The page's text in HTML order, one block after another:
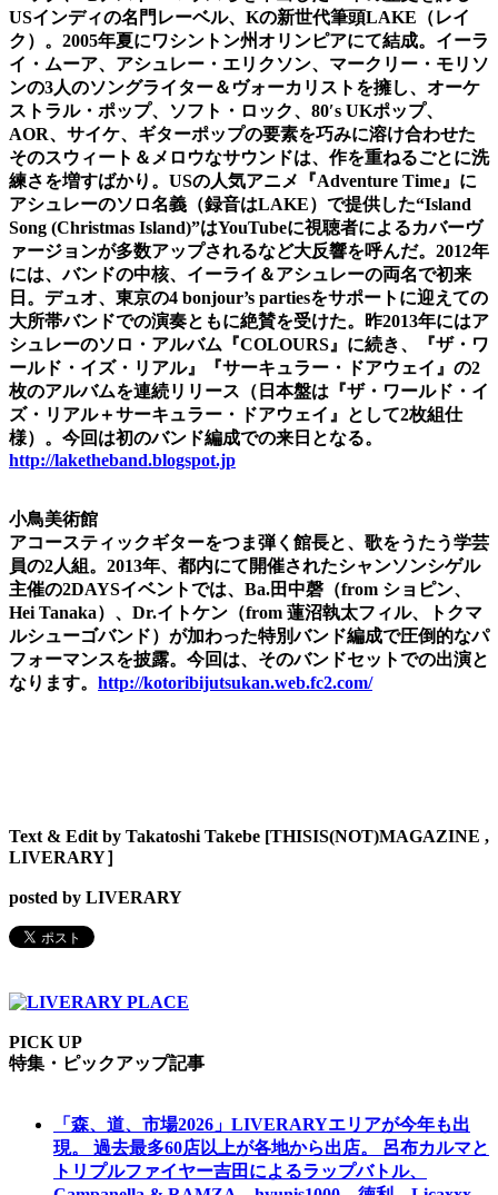
USインディの名門レーベル、Kの新世代筆頭LAKE（レイ
ク）。2005年夏にワシントン州オリンピアにて結成。イーラ
イ・ムーア、アシュレー・エリクソン、マークリー・モリソ
ンの3人のソングライター＆ヴォーカリストを擁し、オーケ
ストラル・ポップ、ソフト・ロック、80′s UKポップ、
AOR、サイケ、ギターポップの要素を巧みに溶け合わせた
そのスウィート＆メロウなサウンドは、作を重ねるごとに洗
練さを増すばかり。USの人気アニメ『Adventure Time』に
アシュレーのソロ名義（録音はLAKE）で提供した“Island
Song (Christmas Island)”はYouTubeに視聴者によるカバーヴ
ァージョンが多数アップされるなど大反響を呼んだ。2012年
には、バンドの中核、イーライ＆アシュレーの両名で初来
日。デュオ、東京の4 bonjour’s partiesをサポートに迎えての
大所帯バンドでの演奏ともに絶賛を受けた。昨2013年にはア
シュレーのソロ・アルバム『COLOURS』に続き、『ザ・ワ
ールド・イズ・リアル』『サーキュラー・ドアウェイ』の2
枚のアルバムを連続リリース（日本盤は『ザ・ワールド・イ
ズ・リアル＋サーキュラー・ドアウェイ』として2枚組仕
様）。今回は初のバンド編成での来日となる。
http://laketheband.blogspot.jp
小鳥美術館
アコースティックギターをつま弾く館長と、歌をうたう学芸
員の2人組。2013年、都内にて開催されたシャンソンシゲル
主催の2DAYSイベントでは、Ba.田中磬（from ショピン、
Hei Tanaka）、Dr.イトケン（from 蓮沼執太フィル、トクマ
ルシューゴバンド）が加わった特別バンド編成で圧倒的なパ
フォーマンスを披露。今回は、そのバンドセットでの出演と
なります。 http://kotoribijutsukan.web.fc2.com/
Text & Edit by Takatoshi Takebe [THISIS(NOT)MAGAZINE ,
LIVERARY］
posted by LIVERARY
PICK UP
特集・ピックアップ記事
「森、道、市場2026」LIVERARYエリアが今年も出
現。 過去最多60店以上が各地から出店。 呂布カルマと
トリプルファイヤー吉田によるラップバトル、